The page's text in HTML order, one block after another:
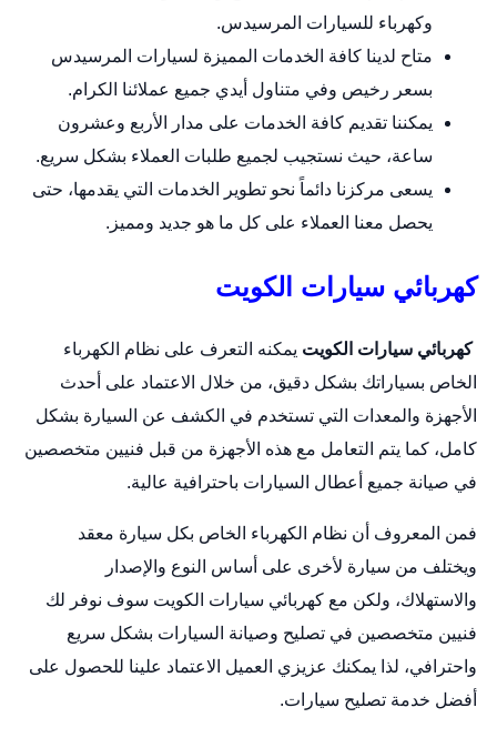
وكهرباء للسيارات المرسيدس.
متاح لدينا كافة الخدمات المميزة لسيارات المرسيدس
بسعر رخيص وفي متناول أيدي جميع عملائنا الكرام.
يمكننا تقديم كافة الخدمات على مدار الأربع وعشرون
ساعة، حيث نستجيب لجميع طلبات العملاء بشكل سريع.
يسعى مركزنا دائماً نحو تطوير الخدمات التي يقدمها، حتى
يحصل معنا العملاء على كل ما هو جديد ومميز.
كهربائي سيارات الكويت
كهربائي سيارات الكويت يمكنه التعرف على نظام الكهرباء
الخاص بسياراتك بشكل دقيق، من خلال الاعتماد على أحدث
الأجهزة والمعدات التي تستخدم في الكشف عن السيارة بشكل
كامل، كما يتم التعامل مع هذه الأجهزة من قبل فنيين متخصصين
في صيانة جميع أعطال السيارات باحترافية عالية.
فمن المعروف أن نظام الكهرباء الخاص بكل سيارة معقد
ويختلف من سيارة لأخرى على أساس النوع والإصدار
والاستهلاك، ولكن مع كهربائي سيارات الكويت سوف نوفر لك
فنيين متخصصين في تصليح وصيانة السيارات بشكل سريع
واحترافي، لذا يمكنك عزيزي العميل الاعتماد علينا للحصول على
أفضل خدمة تصليح سيارات.